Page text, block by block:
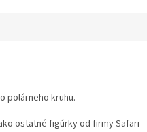
polárneho kruhu.
ostatné figúrky od firmy Safari